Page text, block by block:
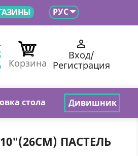
РУС
стола Дивишник
Корзина

Вход/
Регистрация
ПАСТЕЛЬ